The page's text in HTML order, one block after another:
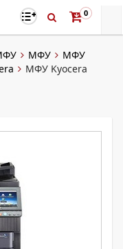
0
МФУ
МФУ
МФУ Kyocera